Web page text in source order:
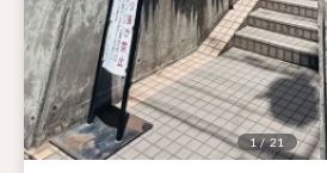
1 / 21